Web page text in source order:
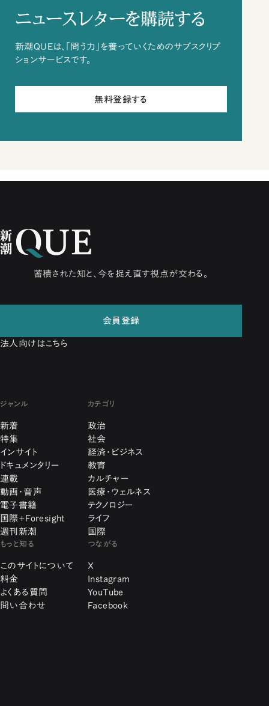
ニュースレターを購読する
新潮QUEは、「問う力」を養っていくためのサブスクリプ
ションサービスです。
無料登録する
蓄積された知と、今を捉え直す視点が交わる。
会員登録
法人向けはこちら
ジャンル
新着
特集
インサイト
ドキュメンタリー
連載
動画・音声
電子書籍
国際+Foresight
週刊新潮
カテゴリ
政治
社会
経済・ビジネス
教育
カルチャー
医療・ウェルネス
テクノロジー
ライフ
国際
もっと知る
このサイトについて
料金
よくある質問
問い合わせ
つながる
X
Instagram
YouTube
Facebook